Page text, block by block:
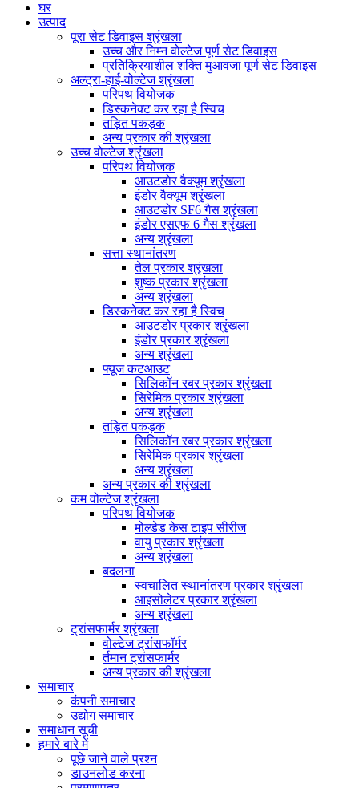
घर
उत्पाद
पूरा सेट डिवाइस श्रृंखला
उच्च और निम्न वोल्टेज पूर्ण सेट डिवाइस
प्रतिक्रियाशील शक्ति मुआवजा पूर्ण सेट डिवाइस
अल्ट्रा-हाई-वोल्टेज श्रृंखला
परिपथ वियोजक
डिस्कनेक्ट कर रहा है स्विच
तड़ित पकड़क
अन्य प्रकार की श्रृंखला
उच्च वोल्टेज श्रृंखला
परिपथ वियोजक
आउटडोर वैक्यूम श्रृंखला
इंडोर वैक्यूम श्रृंखला
आउटडोर SF6 गैस श्रृंखला
इंडोर एसएफ 6 गैस श्रृंखला
अन्य श्रृंखला
सत्ता स्थानांतरण
तेल प्रकार श्रृंखला
शुष्क प्रकार श्रृंखला
अन्य श्रृंखला
डिस्कनेक्ट कर रहा है स्विच
आउटडोर प्रकार श्रृंखला
इंडोर प्रकार श्रृंखला
अन्य श्रृंखला
फ्यूज कटआउट
सिलिकॉन रबर प्रकार श्रृंखला
सिरेमिक प्रकार श्रृंखला
अन्य श्रृंखला
तड़ित पकड़क
सिलिकॉन रबर प्रकार श्रृंखला
सिरेमिक प्रकार श्रृंखला
अन्य श्रृंखला
अन्य प्रकार की श्रृंखला
कम वोल्टेज श्रृंखला
परिपथ वियोजक
मोल्डेड केस टाइप सीरीज
वायु प्रकार श्रृंखला
अन्य श्रृंखला
बदलना
स्वचालित स्थानांतरण प्रकार श्रृंखला
आइसोलेटर प्रकार श्रृंखला
अन्य श्रृंखला
ट्रांसफार्मर श्रृंखला
वोल्टेज ट्रांसफॉर्मर
र्तमान ट्रांसफार्मर
अन्य प्रकार की श्रृंखला
समाचार
कंपनी समाचार
उद्योग समाचार
समाधान सूची
हमारे बारे में
पूछे जाने वाले प्रश्न
डाउनलोड करना